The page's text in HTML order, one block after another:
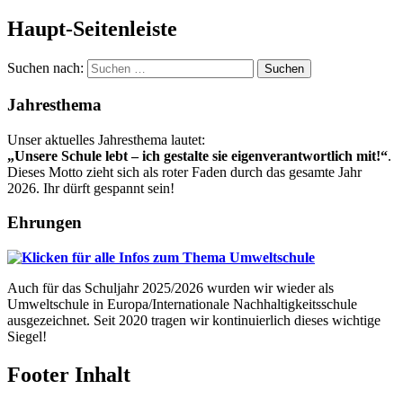
Haupt-Seitenleiste
Suchen nach:
Jahresthema
Unser aktuelles Jahresthema lautet:
„Unsere Schule lebt – ich gestalte sie eigenverantwortlich mit!“.
Dieses Motto zieht sich als roter Faden durch das gesamte Jahr
2026. Ihr dürft gespannt sein!
Ehrungen
Auch für das Schuljahr 2025/2026 wurden wir wieder als
Umweltschule in Europa/Internationale Nachhaltigkeitsschule
ausgezeichnet. Seit 2020 tragen wir kontinuierlich dieses wichtige
Siegel!
Footer Inhalt